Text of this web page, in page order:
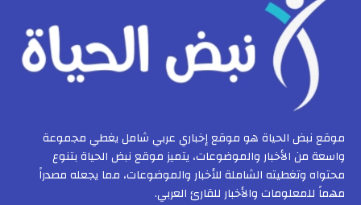
موقع نبض الحياة هو موقع إخباري عربي شامل يغطي مجموعة
واسعة من الأخبار والموضوعات، يتميز موقع نبض الحياة بتنوع
محتواه وتغطيته الشاملة للأخبار والموضوعات، مما يجعله مصدراً
مهماً للمعلومات والأخبار للقارئ العربي.